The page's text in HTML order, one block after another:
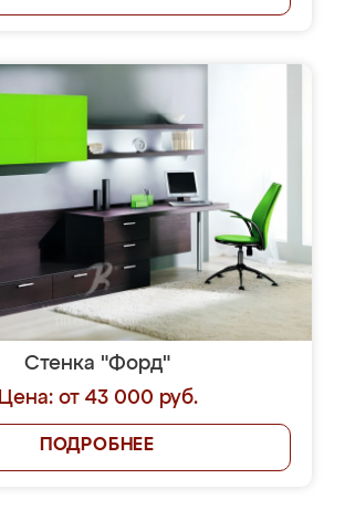
Стенка "Форд"
Цена: от 43 000 руб.
ПОДРОБНЕЕ